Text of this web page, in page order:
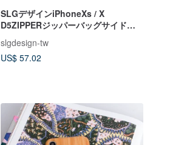
SLGデザインiPhoneXs / X
D5ZIPPERジッパーバッグサイドフ
slgdesign-tw
US$ 57.02